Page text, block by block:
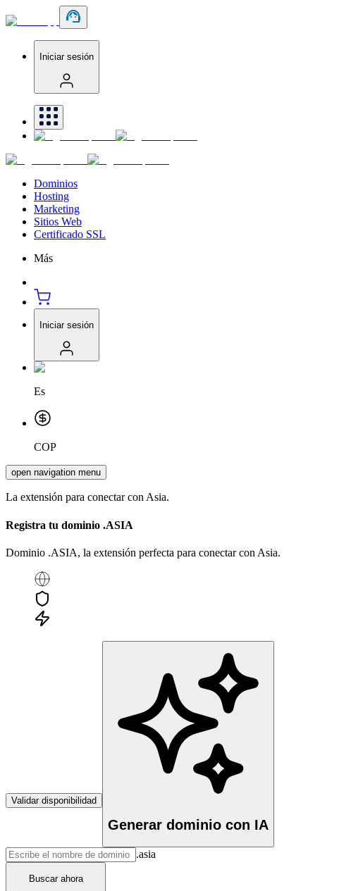
Iniciar sesión
Dominios
Hosting
Marketing
Sitios Web
Certificado SSL
Más
Iniciar sesión
Es
COP
open navigation menu
La extensión para conectar con Asia.
Registra tu dominio .ASIA
Dominio .ASIA, la extensión perfecta para conectar con Asia.
Validar disponibilidad
Generar dominio con IA
.asia
Buscar ahora